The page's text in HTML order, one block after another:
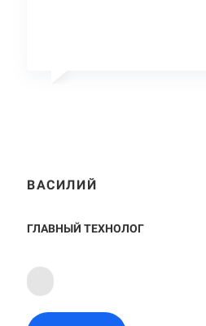
ВАСИЛИЙ
ГЛАВНЫЙ ТЕХНОЛОГ